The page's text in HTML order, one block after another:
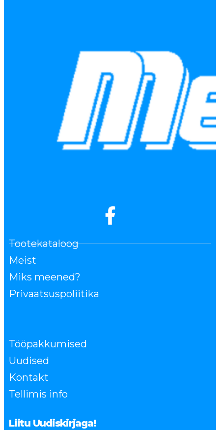
Tootekataloog
Meist
Miks meened?
Privaatsuspoliitika
Tööpakkumised
Uudised
Kontakt
Tellimis info
Liitu Uudiskirjaga!